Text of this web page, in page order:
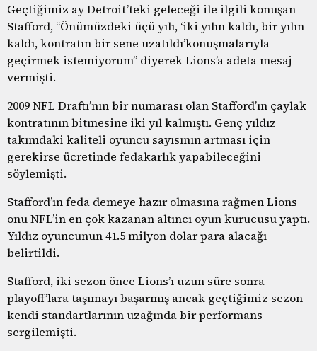
Geçtiğimiz ay Detroit’teki geleceği ile ilgili konuşan
Stafford, “Önümüzdeki üçü yılı, ‘iki yılın kaldı, bir yılın
kaldı, kontratın bir sene uzatıldı’konuşmalarıyla
geçirmek istemiyorum” diyerek Lions’a adeta mesaj
vermişti.
2009 NFL Draftı’nın bir numarası olan Stafford’ın çaylak
kontratının bitmesine iki yıl kalmıştı. Genç yıldız
takımdaki kaliteli oyuncu sayısının artması için
gerekirse ücretinde fedakarlık yapabileceğini
söylemişti.
Stafford’ın feda demeye hazır olmasına rağmen Lions
onu NFL’in en çok kazanan altıncı oyun kurucusu yaptı.
Yıldız oyuncunun 41.5 milyon dolar para alacağı
belirtildi.
Stafford, iki sezon önce Lions’ı uzun süre sonra
playoff’lara taşımayı başarmış ancak geçtiğimiz sezon
kendi standartlarının uzağında bir performans
sergilemişti.